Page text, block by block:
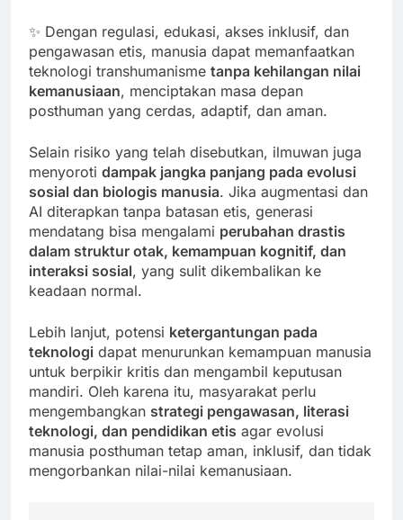
✨ Dengan regulasi, edukasi, akses inklusif, dan
pengawasan etis, manusia dapat memanfaatkan
teknologi transhumanisme tanpa kehilangan nilai
kemanusiaan, menciptakan masa depan
posthuman yang cerdas, adaptif, dan aman.
Selain risiko yang telah disebutkan, ilmuwan juga
menyoroti dampak jangka panjang pada evolusi
sosial dan biologis manusia. Jika augmentasi dan
AI diterapkan tanpa batasan etis, generasi
mendatang bisa mengalami perubahan drastis
dalam struktur otak, kemampuan kognitif, dan
interaksi sosial, yang sulit dikembalikan ke
keadaan normal.
Lebih lanjut, potensi ketergantungan pada
teknologi dapat menurunkan kemampuan manusia
untuk berpikir kritis dan mengambil keputusan
mandiri. Oleh karena itu, masyarakat perlu
mengembangkan strategi pengawasan, literasi
teknologi, dan pendidikan etis agar evolusi
manusia posthuman tetap aman, inklusif, dan tidak
mengorbankan nilai-nilai kemanusiaan.